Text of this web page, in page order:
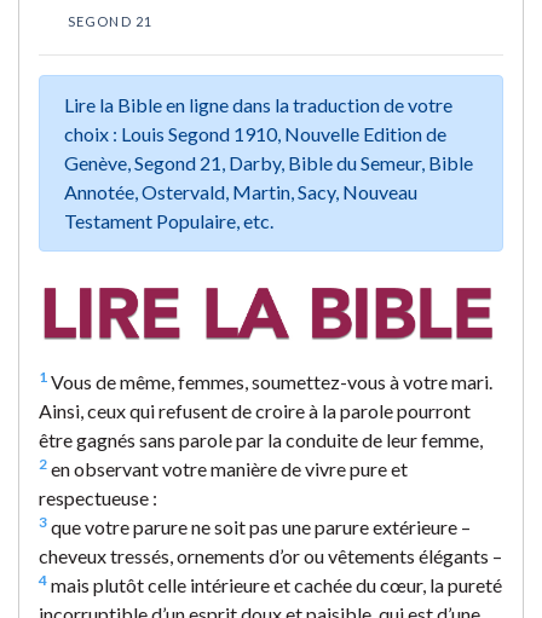
SEGOND 21
Lire la Bible en ligne dans la traduction de votre
choix : Louis Segond 1910, Nouvelle Edition de
Genève, Segond 21, Darby, Bible du Semeur, Bible
Annotée, Ostervald, Martin, Sacy, Nouveau
Testament Populaire, etc.
1 Vous de même, femmes, soumettez-vous à votre mari.
Ainsi, ceux qui refusent de croire à la parole pourront
être gagnés sans parole par la conduite de leur femme,
2 en observant votre manière de vivre pure et
respectueuse :
3 que votre parure ne soit pas une parure extérieure –
cheveux tressés, ornements d’or ou vêtements élégants –
4 mais plutôt celle intérieure et cachée du cœur, la pureté
incorruptible d’un esprit doux et paisible, qui est d’une